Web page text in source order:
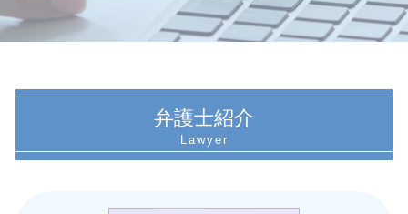
普通解雇 懲戒解雇 違い
労働組合 弁護士
労働安全 違反
労務問題 弁護士 相談
名古屋市 メンタルヘルス 問題
愛知県 メンタルヘルス 問題
名古屋市 就業規則作成 相談
名古屋市 労務問題 法律事務所
愛知県 労務問題 弁護士
愛知県 労災事故
名古屋市 安全管理義務違反
弁護士紹介